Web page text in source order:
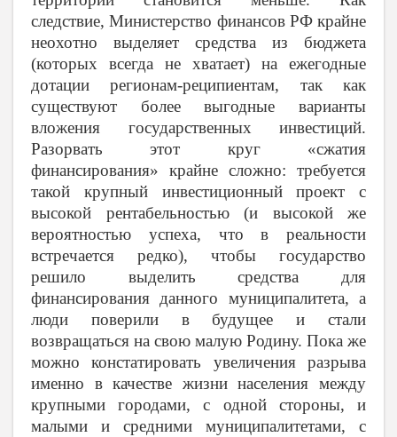
следствие, Министерство финансов РФ крайне
неохотно выделяет средства из бюджета
(которых всегда не хватает) на ежегодные
дотации регионам-реципиентам, так как
существуют более выгодные варианты
вложения государственных инвестиций.
Разорвать этот круг «сжатия
финансирования» крайне сложно: требуется
такой крупный инвестиционный проект с
высокой рентабельностью (и высокой же
вероятностью успеха, что в реальности
встречается редко), чтобы государство
решило выделить средства для
финансирования данного муниципалитета, а
люди поверили в будущее и стали
возвращаться на свою малую Родину. Пока же
можно констатировать увеличения разрыва
именно в качестве жизни населения между
крупными городами, с одной стороны, и
малыми и средними муниципалитетами, с